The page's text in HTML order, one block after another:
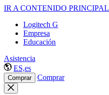
IR A CONTENIDO PRINCIPAL
Logitech G
Empresa
Educación
Asistencia
ES,es
Comprar Comprar